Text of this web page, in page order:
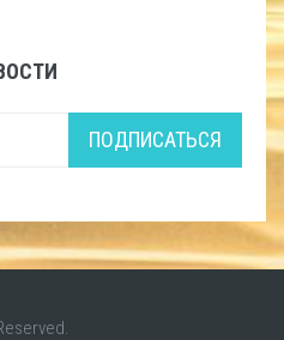
ПОДПИСАТЬСЯ